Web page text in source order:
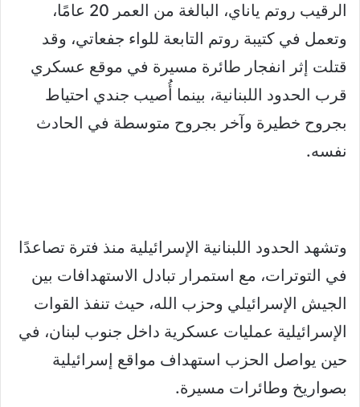
الرقيب روتم ياناي، البالغة من العمر 20 عامًا،
وتعمل في كتيبة روتم التابعة للواء جفعاتي، وقد
قتلت إثر انفجار طائرة مسيرة في موقع عسكري
قرب الحدود اللبنانية، بينما أُصيب جندي احتياط
بجروح خطيرة وآخر بجروح متوسطة في الحادث
نفسه.
وتشهد الحدود اللبنانية الإسرائيلية منذ فترة تصاعدًا
في التوترات، مع استمرار تبادل الاستهدافات بين
الجيش الإسرائيلي وحزب الله، حيث تنفذ القوات
الإسرائيلية عمليات عسكرية داخل جنوب لبنان، في
حين يواصل الحزب استهداف مواقع إسرائيلية
بصواريخ وطائرات مسيرة.